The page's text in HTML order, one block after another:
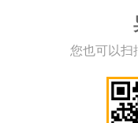
您也可以扫